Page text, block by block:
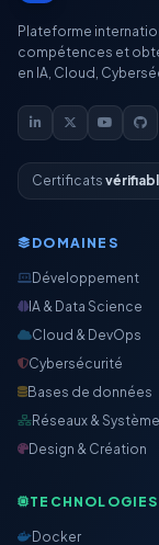
Plateforme
compétences et
en IA, Cloud,
Certificats
DOMAINES
Développement
IA & Data Science
Cloud & DevOps
Cybersécurité
Bases de données
Réseaux &
Design & Création
TECHNOLOGIES
Docker